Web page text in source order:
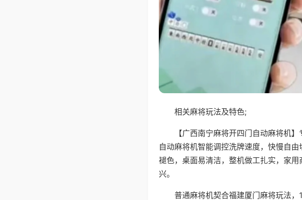
相关麻将玩法及特色;
【广西南宁麻将开四门自动麻将机
自动麻将机智能调控洗牌速度，快慢自
褪色，桌面易清洁，整机做工扎实，家
兴。
普通麻将机契合福建厦门麻将玩法